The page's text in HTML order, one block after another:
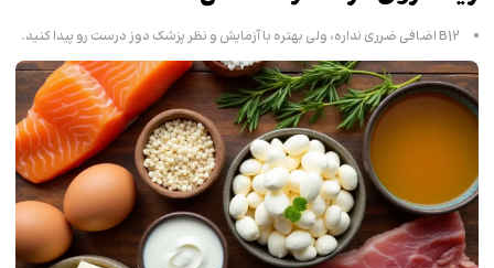
B12 اضافی ضرری نداره، ولی بهتره با آزمایش و نظر پزشک دوز درست رو پیدا کنید.